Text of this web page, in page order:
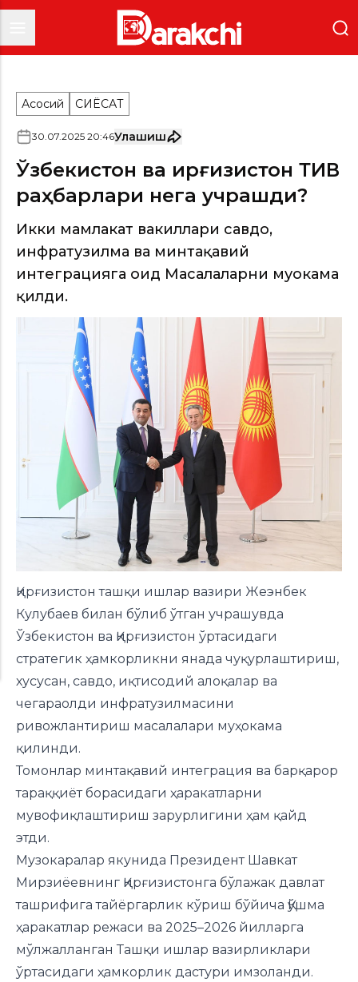
Асосий СИËСАТ
30.07.2025 20:46Улашиш
Ўзбекистон ва Қирғизистон ТИВ
раҳбарлари нега учрашди?
Икки мамлакат вакиллари савдо,
инфратузилма ва минтақавий
интеграцияга оид Масалаларни муҳокама
қилди.
Қирғизистон ташқи ишлар вазири Жеэнбек
Кулубаев билан бўлиб ўтган учрашувда
Ўзбекистон ва Қирғизистон ўртасидаги
стратегик ҳамкорликни янада чуқурлаштириш,
хусусан, савдо, иқтисодий алоқалар ва
чегараолди инфратузилмасини
ривожлантириш масалалари муҳокама
қилинди.
Томонлар минтақавий интеграция ва барқарор
тараққиёт борасидаги ҳаракатларни
мувофиқлаштириш зарурлигини ҳам қайд
этди.
Музокаралар якунида Президент Шавкат
Мирзиёевнинг Қирғизистонга бўлажак давлат
ташрифига тайёргарлик кўриш бўйича Қўшма
ҳаракатлар режаси ва 2025–2026 йилларга
мўлжалланган Ташқи ишлар вазирликлари
ўртасидаги ҳамкорлик дастури имзоланди.